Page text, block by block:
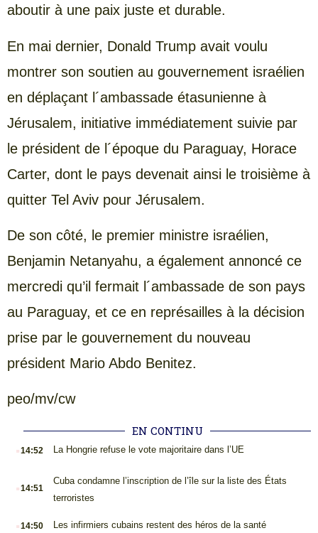
aboutir à une paix juste et durable.
En mai dernier, Donald Trump avait voulu
montrer son soutien au gouvernement israélien
en déplaçant l´ambassade étasunienne à
Jérusalem, initiative immédiatement suivie par
le président de l´époque du Paraguay, Horace
Carter, dont le pays devenait ainsi le troisième à
quitter Tel Aviv pour Jérusalem.
De son côté, le premier ministre israélien,
Benjamin Netanyahu, a également annoncé ce
mercredi qu’il fermait l´ambassade de son pays
au Paraguay, et ce en représailles à la décision
prise par le gouvernement du nouveau
président Mario Abdo Benitez.
peo/mv/cw
EN CONTINU
.14:52 La Hongrie refuse le vote majoritaire dans l’UE
.14:51
Cuba condamne l’inscription de l’île sur la liste des États
terroristes
.14:50 Les infirmiers cubains restent des héros de la santé